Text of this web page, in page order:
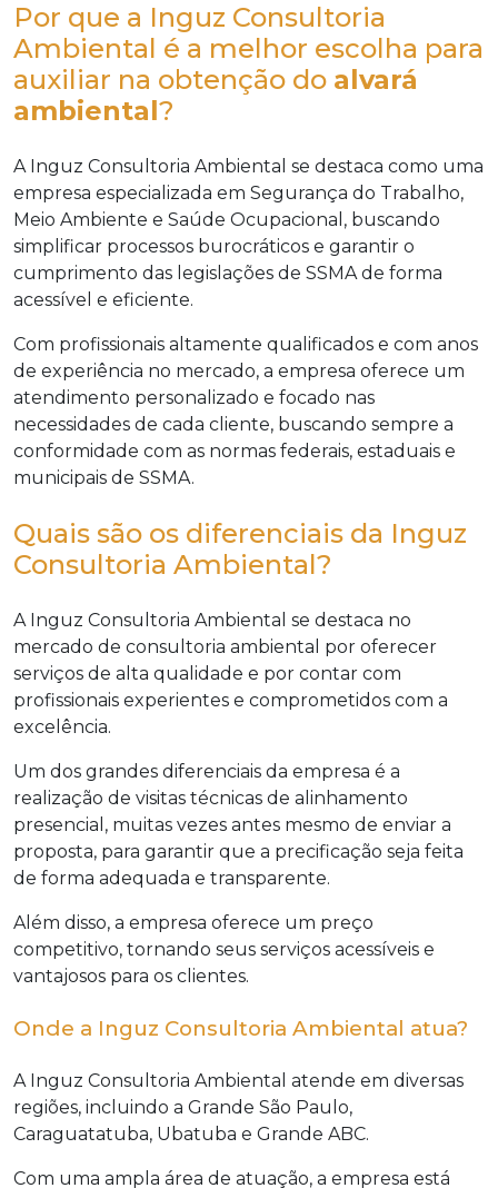
Por que a Inguz Consultoria
Ambiental é a melhor escolha para
auxiliar na obtenção do alvará
ambiental?
A Inguz Consultoria Ambiental se destaca como uma
empresa especializada em Segurança do Trabalho,
Meio Ambiente e Saúde Ocupacional, buscando
simplificar processos burocráticos e garantir o
cumprimento das legislações de SSMA de forma
acessível e eficiente.
Com profissionais altamente qualificados e com anos
de experiência no mercado, a empresa oferece um
atendimento personalizado e focado nas
necessidades de cada cliente, buscando sempre a
conformidade com as normas federais, estaduais e
municipais de SSMA.
Quais são os diferenciais da Inguz
Consultoria Ambiental?
A Inguz Consultoria Ambiental se destaca no
mercado de consultoria ambiental por oferecer
serviços de alta qualidade e por contar com
profissionais experientes e comprometidos com a
excelência.
Um dos grandes diferenciais da empresa é a
realização de visitas técnicas de alinhamento
presencial, muitas vezes antes mesmo de enviar a
proposta, para garantir que a precificação seja feita
de forma adequada e transparente.
Além disso, a empresa oferece um preço
competitivo, tornando seus serviços acessíveis e
vantajosos para os clientes.
Onde a Inguz Consultoria Ambiental atua?
A Inguz Consultoria Ambiental atende em diversas
regiões, incluindo a Grande São Paulo,
Caraguatatuba, Ubatuba e Grande ABC.
Com uma ampla área de atuação, a empresa está